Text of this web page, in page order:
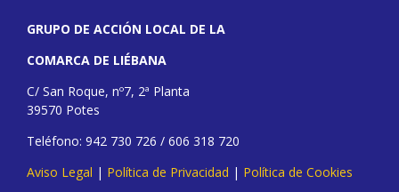
GRUPO DE ACCIÓN LOCAL DE LA
COMARCA DE LIÉBANA
C/ San Roque, nº7, 2ª Planta
39570 Potes
Teléfono: 942 730 726 / 606 318 720
Aviso Legal | Política de Privacidad | Política de Cookies